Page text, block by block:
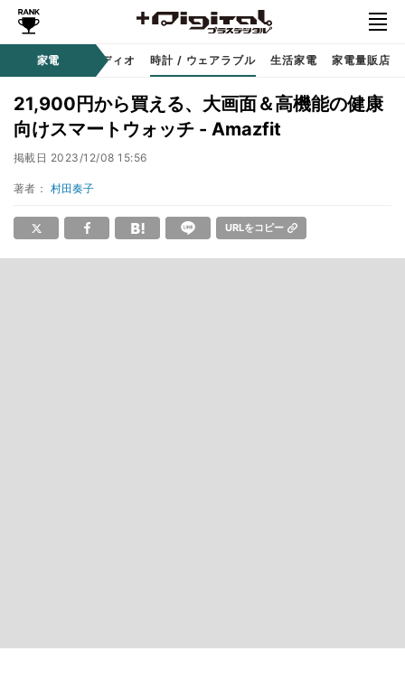
家電
サウンド / オーディオ 時計 / ウェアラブル 生活家電 家電量販店
21,900円から買える、大画面＆高機能の健康
向けスマートウォッチ - Amazfit
掲載日 2023/12/08 15:56
著者： 村田奏子
URLをコピー